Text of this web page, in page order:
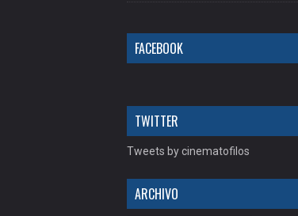
FACEBOOK
TWITTER
Tweets by cinematofilos
ARCHIVO